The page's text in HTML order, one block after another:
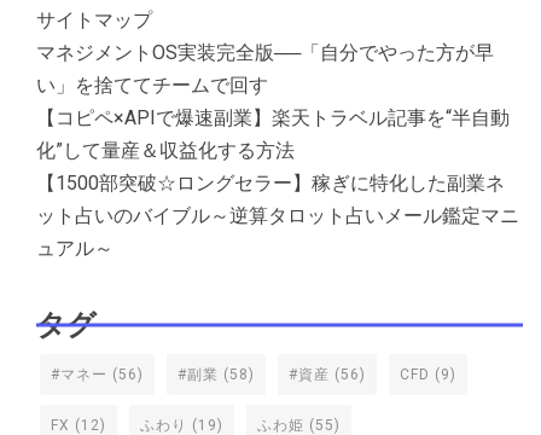
サイトマップ
マネジメントOS実装完全版──「自分でやった方が早
い」を捨ててチームで回す
【コピペ×APIで爆速副業】楽天トラベル記事を“半自動
化”して量産＆収益化する方法
【1500部突破☆ロングセラー】稼ぎに特化した副業ネ
ット占いのバイブル～逆算タロット占いメール鑑定マニ
ュアル～
タグ
#マネー (56) #副業 (58) #資産 (56) CFD (9)
FX (12) ふわり (19) ふわ姫 (55)